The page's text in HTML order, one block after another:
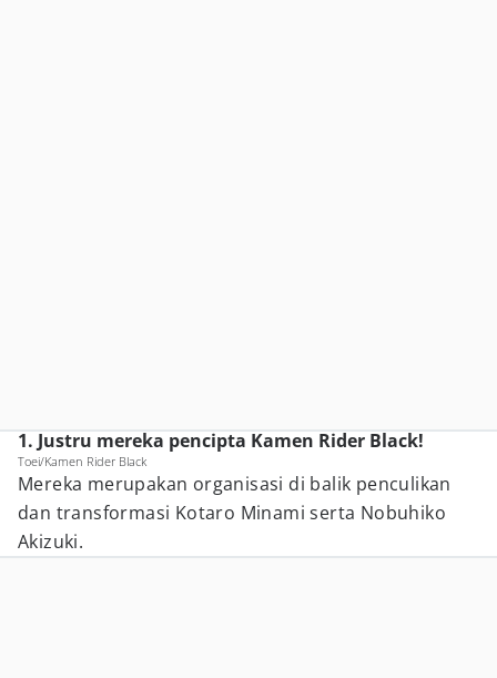
1. Justru mereka pencipta Kamen Rider Black!
Toei/Kamen Rider Black
Mereka merupakan organisasi di balik penculikan
dan transformasi Kotaro Minami serta Nobuhiko
Akizuki.